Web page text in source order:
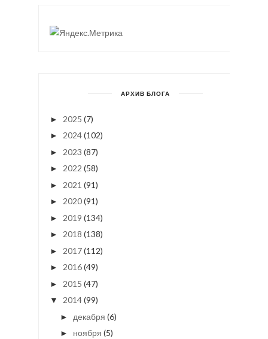
АРХИВ БЛОГА
► 2025 (7)
► 2024(102)
► 2023 (87)
► 2022 (58)
► 2021 (91)
► 2020(91)
► 2019 (134)
► 2018 (138)
► 2017(112)
► 2016(49)
► 2015 (47)
▼ 2014(99)
► декабря (6)
► ноября (5)